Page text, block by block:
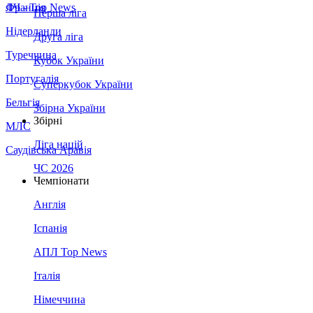
Франція
Нідерланди
Туреччина
Португалія
Бельгія
МЛС
Саудівська Аравія
ЛЧ - Top News
Перша ліга
Друга ліга
Кубок України
Суперкубок України
Збірна України
Збірні
Ліга націй
ЧС 2026
Чемпіонати
Англія
Іспанія
АПЛ Top News
Італія
Німеччина